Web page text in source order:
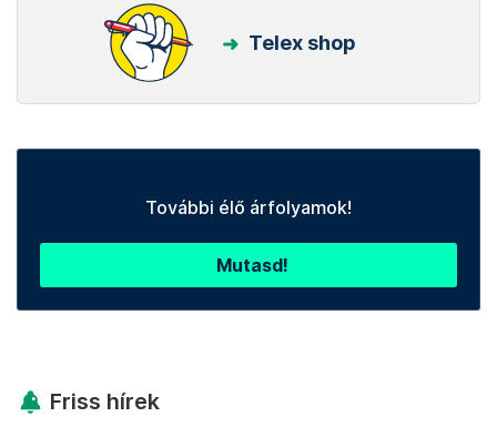
Telex shop
További élő árfolyamok!
Mutasd!
Friss hírek